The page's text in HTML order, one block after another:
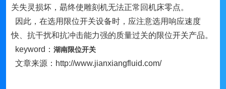
关失灵损坏，朂终使雕刻机无法正常回机床零点。
因此，在选用限位开关设备时，应注意选用响应速度
快、抗干扰和抗冲击能力强的质量过关的限位开关产品。
keyword： 湖南限位开关
文章来源：http://www.jianxiangfluid.com/